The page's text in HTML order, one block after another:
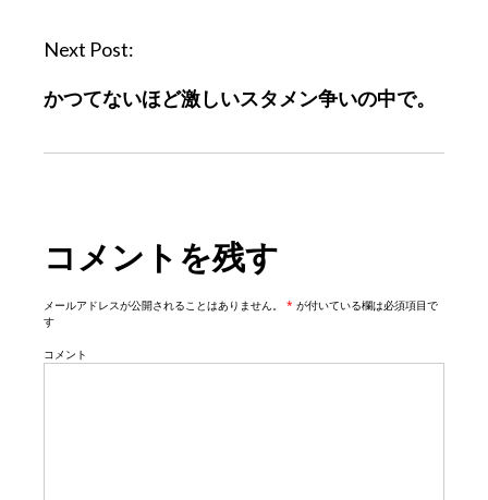
a
i
o
Next Post:
かつてないほど激しいスタメン争いの中で。
コメントを残す
メールアドレスが公開されることはありません。 * が付いている欄は必須項目で
す
コメント